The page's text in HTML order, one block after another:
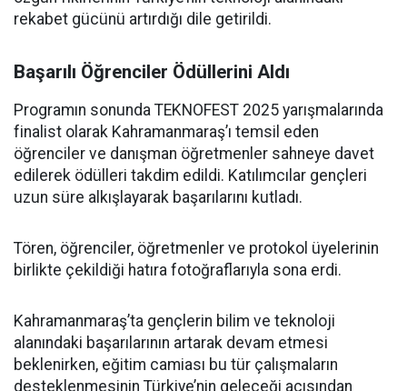
rekabet gücünü artırdığı dile getirildi.
Başarılı Öğrenciler Ödüllerini Aldı
Programın sonunda TEKNOFEST 2025 yarışmalarında
finalist olarak Kahramanmaraş’ı temsil eden
öğrenciler ve danışman öğretmenler sahneye davet
edilerek ödülleri takdim edildi. Katılımcılar gençleri
uzun süre alkışlayarak başarılarını kutladı.
Tören, öğrenciler, öğretmenler ve protokol üyelerinin
birlikte çekildiği hatıra fotoğraflarıyla sona erdi.
Kahramanmaraş’ta gençlerin bilim ve teknoloji
alanındaki başarılarının artarak devam etmesi
beklenirken, eğitim camiası bu tür çalışmaların
desteklenmesinin Türkiye’nin geleceği açısından